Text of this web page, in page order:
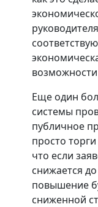
Еще один
системы
публичное
просто
что если
снижается
повышение
сниженной